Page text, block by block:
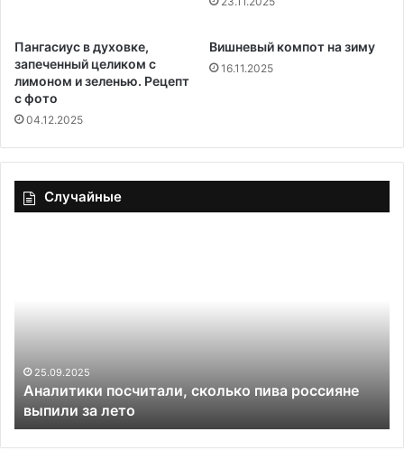
Пангасиус в духовке,
запеченный целиком с
лимоном и зеленью. Рецепт
с фото
04.12.2025
Вишневый компот на зиму
16.11.2025
Случайные
лето25.09.2025
Аналитики посчитали, сколько пива россияне
выпили за лето
и